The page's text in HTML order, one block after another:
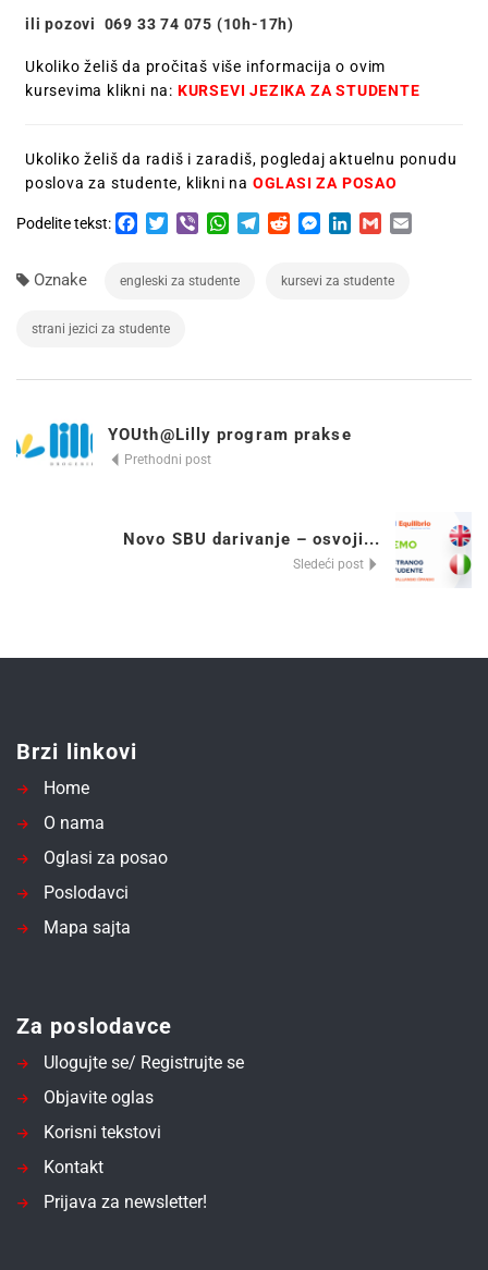
ili pozovi 069 33 74 075 (10h-17h)
Ukoliko želiš da pročitaš više informacija o ovim
kursevima klikni na: KURSEVI JEZIKA ZA STUDENTE
Ukoliko želiš da radiš i zaradiš, pogledaj aktuelnu ponudu
poslova za studente, klikni na OGLASI ZA POSAO
Podelite tekst: Facebook
Twitter
Viber WhatsApp
TelegramRedditMessenger
LinkedIn
Gmail
Oznake engleski za studente kursevi za studente
strani jezici za studente
YOUth@Lilly program prakse
Prethodni post
Novo SBU darivanje – osvoji...
Sledeći post
Brzi linkovi
Home
O nama
Oglasi za posao
Poslodavci
Mapa sajta
Za poslodavce
Ulogujte se/ Registrujte se
Objavite oglas
Korisni tekstovi
Kontakt
Prijava za newsletter!